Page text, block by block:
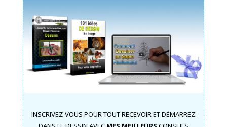
INSCRIVEZ-VOUS POUR TOUT RECEVOIR ET DÉMARREZ